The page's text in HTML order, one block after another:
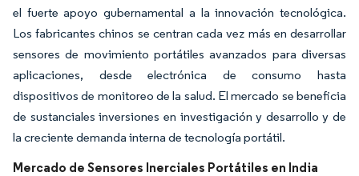
el fuerte apoyo gubernamental a la innovación tecnológica.
Los fabricantes chinos se centran cada vez más en desarrollar
sensores de movimiento portátiles avanzados para diversas
aplicaciones, desde electrónica de consumo hasta
dispositivos de monitoreo de la salud. El mercado se beneficia
de sustanciales inversiones en investigación y desarrollo y de
la creciente demanda interna de tecnología portátil.
Mercado de Sensores Inerciales Portátiles en India